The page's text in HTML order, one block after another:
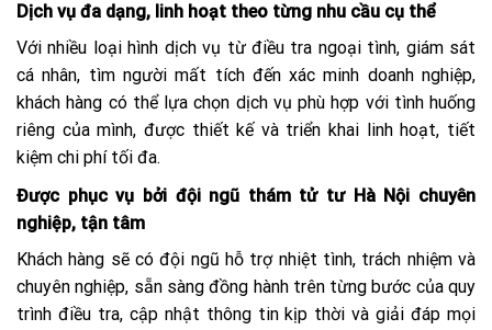
Dịch vụ đa dạng, linh hoạt theo từng nhu cầu cụ thể
Với nhiều loại hình dịch vụ từ điều tra ngoại tình, giám sát
cá nhân, tìm người mất tích đến xác minh doanh nghiệp,
khách hàng có thể lựa chọn dịch vụ phù hợp với tình huống
riêng của mình, được thiết kế và triển khai linh hoạt, tiết
kiệm chi phí tối đa.
Được phục vụ bởi đội ngũ thám tử tư Hà Nội chuyên
nghiệp, tận tâm
Khách hàng sẽ có đội ngũ hỗ trợ nhiệt tình, trách nhiệm và
chuyên nghiệp, sẵn sàng đồng hành trên từng bước của quy
trình điều tra, cập nhật thông tin kịp thời và giải đáp mọi